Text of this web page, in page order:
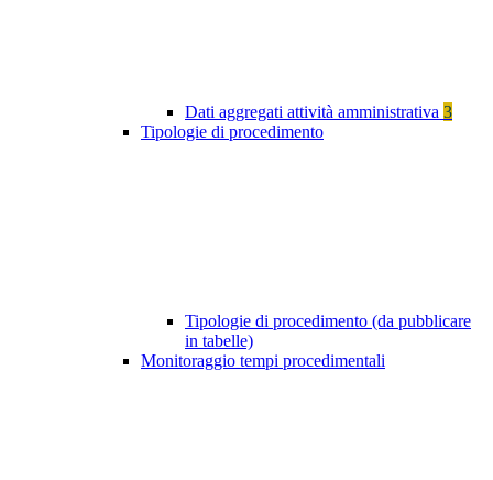
Dati aggregati attività amministrativa 3
Tipologie di procedimento
Tipologie di procedimento (da pubblicare
in tabelle)
Monitoraggio tempi procedimentali